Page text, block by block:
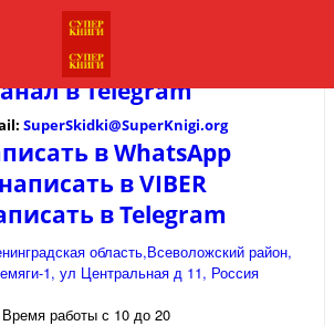
вTelegram
SuperSkidki@SuperKnigi.org
в WhatsApp
написать в VIBER
в Telegram
область,Всеволожский район,
1, ул Центральная д 11, Россия
Время работы с 10 до 20